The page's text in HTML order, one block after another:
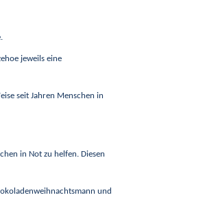
jeweils eine
seit Jahren Menschen in
in Not zu helfen. Diesen
und